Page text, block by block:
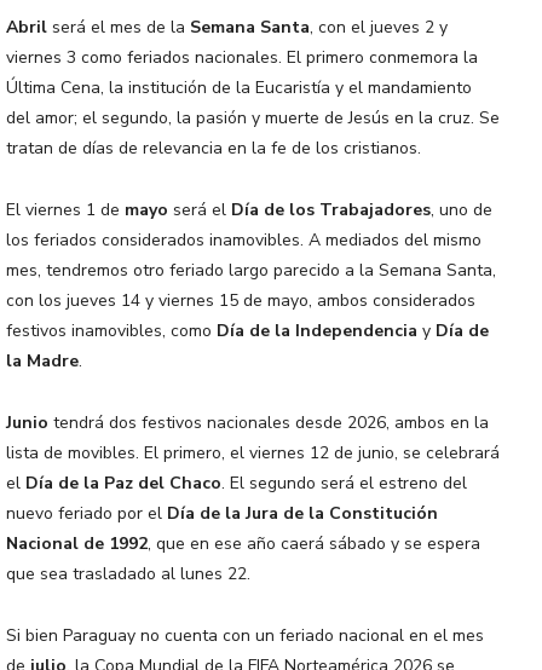
Abril será el mes de la Semana Santa, con el jueves 2 y
viernes 3 como feriados nacionales. El primero conmemora la
Última Cena, la institución de la Eucaristía y el mandamiento
del amor; el segundo, la pasión y muerte de Jesús en la cruz. Se
tratan de días de relevancia en la fe de los cristianos.
El viernes 1 de mayo será el Día de los Trabajadores, uno de
los feriados considerados inamovibles. A mediados del mismo
mes, tendremos otro feriado largo parecido a la Semana Santa,
con los jueves 14 y viernes 15 de mayo, ambos considerados
festivos inamovibles, como Día de la Independencia y Día de
la Madre.
Junio tendrá dos festivos nacionales desde 2026, ambos en la
lista de movibles. El primero, el viernes 12 de junio, se celebrará
el Día de la Paz del Chaco. El segundo será el estreno del
nuevo feriado por el Día de la Jura de la Constitución
Nacional de 1992, que en ese año caerá sábado y se espera
que sea trasladado al lunes 22.
Si bien Paraguay no cuenta con un feriado nacional en el mes